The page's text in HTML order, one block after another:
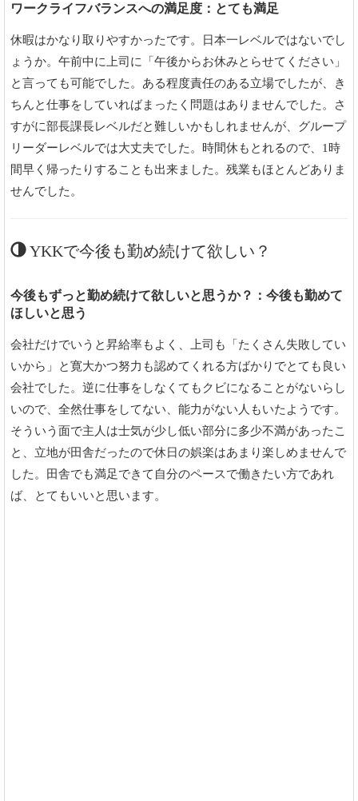
ワークライフバランスへの満足度：とても満足
休暇はかなり取りやすかったです。日本一レベルではないでし
ょうか。午前中に上司に「午後からお休みとらせてください」
と言っても可能でした。ある程度責任のある立場でしたが、き
ちんと仕事をしていればまったく問題はありませんでした。さ
すがに部長課長レベルだと難しいかもしれませんが、グループ
リーダーレベルでは大丈夫でした。時間休もとれるので、1時
間早く帰ったりすることも出来ました。残業もほとんどありま
せんでした。
YKKで今後も勤め続けて欲しい？
今後もずっと勤め続けて欲しいと思うか？：今後も勤めて
ほしいと思う
会社だけでいうと昇給率もよく、上司も「たくさん失敗してい
いから」と寛大かつ努力も認めてくれる方ばかりでとても良い
会社でした。逆に仕事をしなくてもクビになることがないらし
いので、全然仕事をしてない、能力がない人もいたようです。
そういう面で主人は士気が少し低い部分に多少不満があったこ
と、立地が田舎だったので休日の娯楽はあまり楽しめませんで
した。田舎でも満足できて自分のペースで働きたい方であれ
ば、とてもいいと思います。